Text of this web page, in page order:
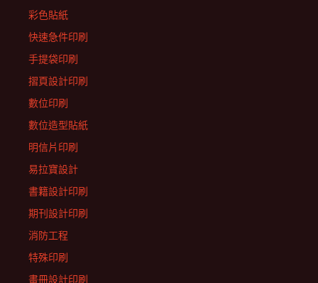
彩色貼紙
快速急件印刷
手提袋印刷
摺頁設計印刷
數位印刷
數位造型貼紙
明信片印刷
易拉寶設計
書籍設計印刷
期刊設計印刷
消防工程
特殊印刷
畫冊設計印刷